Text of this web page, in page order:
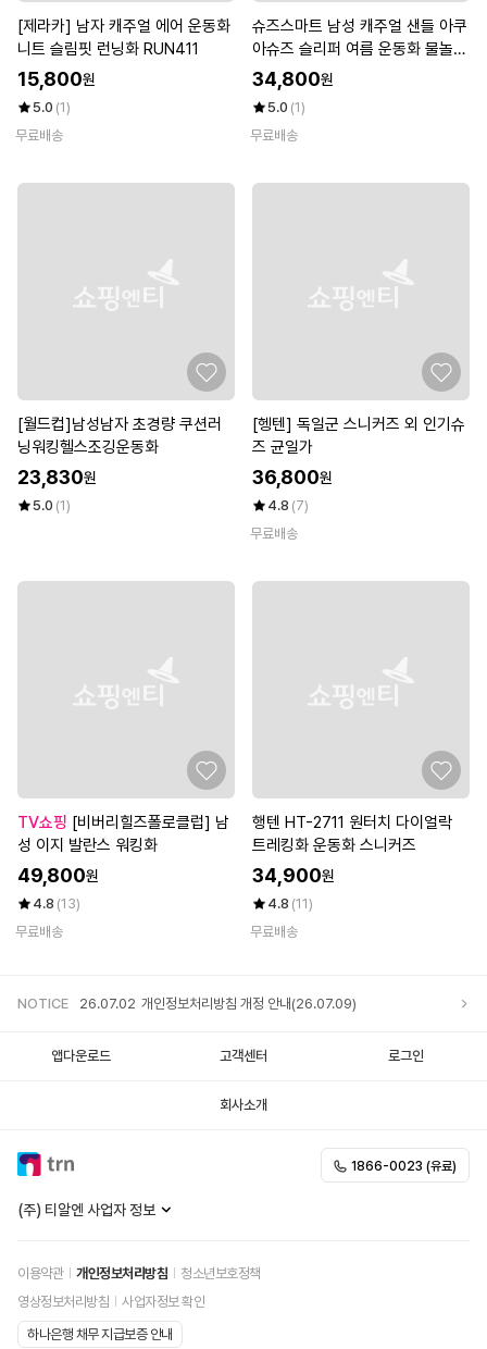
[제라카] 남자 캐주얼 에어 운동화
니트 슬림핏 런닝화 RUN411
15,800원
5.0 (1)
무료배송
슈즈스마트 남성 캐주얼 샌들 아쿠
아슈즈 슬리퍼 여름 운동화 물놀이
신발 미모보르테
34,800원
5.0 (1)
무료배송
[월드컵]남성남자 초경량 쿠션러
닝워킹헬스조깅운동화
23,830원
5.0 (1)
[헹텐] 독일군 스니커즈 외 인기슈
즈 균일가
36,800원
4.8 (7)
무료배송
TV쇼핑
성 이지 발란스 워킹화
49,800원
4.8 (13)
무료배송
행텐 HT-2711 원터치 다이얼락
트레킹화 운동화 스니커즈
34,900원
4.8 (11)
무료배송
NOTICE 26.07.02 개인정보처리방침 개정 안내(26.07.09)
25.12.05 개인정보처리방침 개정 안내
개인정보처리방침 개정 안내
앱다운로드 고객센터 로그인
회사소개
(주) 티알엔 사업자 정보
이용약관 개인정보처리방침
청소년보호정책
영상정보처리방침
사업자정보 확인
하나은행 채무 지급보증 안내
1866-0023 (유료)